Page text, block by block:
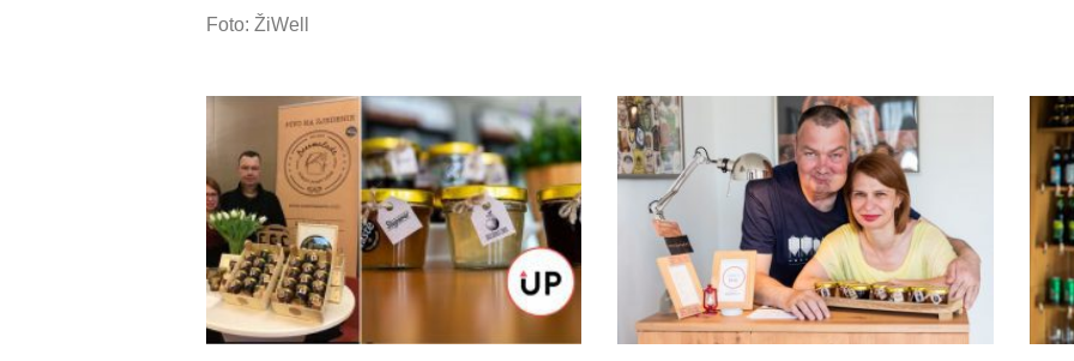
Foto: ŽiWell